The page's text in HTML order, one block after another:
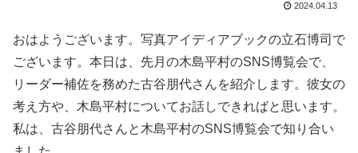
2024.04.13
おはようございます。写真アイディアブックの立石博司で
ございます。本日は、先月の木島平村のSNS博覧会で、
リーダー補佐を務めた古谷朋代さんを紹介します。彼女の
考え方や、木島平村についてお話しできればと思います。
私は、古谷朋代さんと木島平村のSNS博覧会で知り合い